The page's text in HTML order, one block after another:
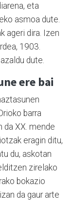
eta
asmoa dute.
ageri dira. Izen
1903.
dute.
ere bai
barra
da XX. mende
eragin ditu,
du, askotan
zirelako
bokazio
da gaur arte